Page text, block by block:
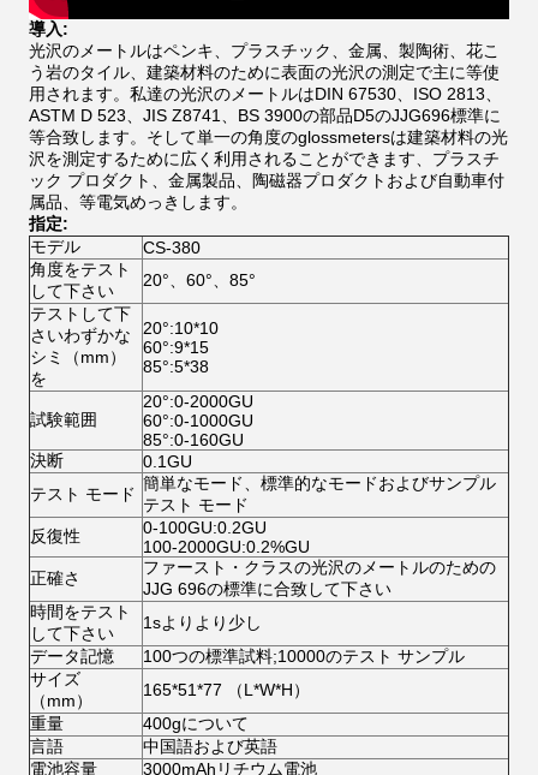
導入:
光沢のメートルはペンキ、プラスチック、金属、製陶術、花こ
う岩のタイル、建築材料のために表面の光沢の測定で主に等使
用されます。私達の光沢のメートルはDIN 67530、ISO 2813、
ASTM D 523、JIS Z8741、BS 3900の部品D5のJJG696標準に
等合致します。そして単一の角度のglossmetersは建築材料の光
沢を測定するために広く利用されることができます、プラスチ
ック プロダクト、金属製品、陶磁器プロダクトおよび自動車付
属品、等電気めっきします。
指定:
モデル
CS-380
角度をテスト
して下さい
20°、60°、85°
テストして下
さいわずかな
シミ（mm）
を
20°:10*10
60°:9*15
85°:5*38
試験範囲
20°:0-2000GU
60°:0-1000GU
85°:0-160GU
決断
0.1GU
テスト モード
簡単なモード、標準的なモードおよびサンプル
テスト モード
反復性
0-100GU:0.2GU
100-2000GU:0.2%GU
正確さ
ファースト・クラスの光沢のメートルのための
JJG 696の標準に合致して下さい
時間をテスト
して下さい
1sよりより少し
データ記憶
100つの標準試料;10000のテスト サンプル
サイズ
（mm）
165*51*77 （L*W*H）
重量
400gについて
言語
中国語および英語
電池容量
3000mAhリチウム電池